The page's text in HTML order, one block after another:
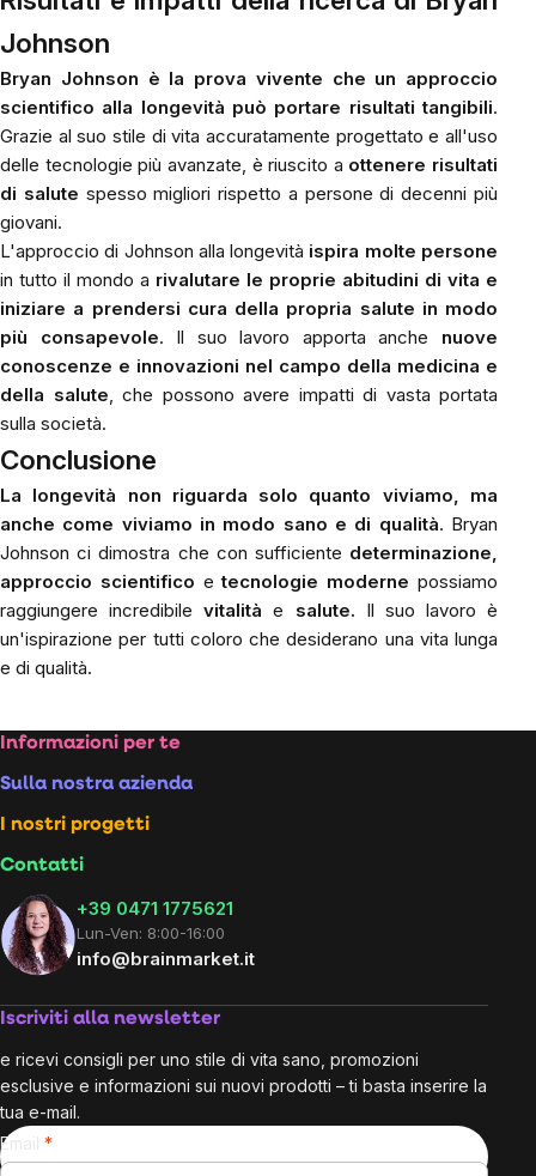
Johnson
Bryan Johnson è la prova vivente che un approccio
scientifico alla longevità può portare risultati tangibili.
Grazie al suo stile di vita accuratamente progettato e all'uso
delle tecnologie più avanzate, è riuscito a ottenere risultati
di salute spesso migliori rispetto a persone di decenni più
giovani.
L'approccio di Johnson alla longevità ispira molte persone
in tutto il mondo a rivalutare le proprie abitudini di vita e
iniziare a prendersi cura della propria salute in modo
più consapevole. Il suo lavoro apporta anche nuove
conoscenze e innovazioni nel campo della medicina e
della salute, che possono avere impatti di vasta portata
sulla società.
Conclusione
La longevità non riguarda solo quanto viviamo, ma
anche come viviamo in modo sano e di qualità. Bryan
Johnson ci dimostra che con sufficiente determinazione,
approccio scientifico etecnologie moderne possiamo
raggiungere incredibilevitalità e salute. Il suo lavoro è
un'ispirazione per tutti coloro che desiderano una vita lunga
e di qualità.
Footer
Informazioni per te
Sulla nostra azienda
I nostri progetti
Contatti
+39 0471 1775621
Lun-Ven: 8:00-16:00
info@brainmarket.it
Iscriviti alla newsletter
e ricevi consigli per uno stile di vita sano, promozioni
esclusive e informazioni sui nuovi prodotti – ti basta inserire la
tua e-mail.
Email